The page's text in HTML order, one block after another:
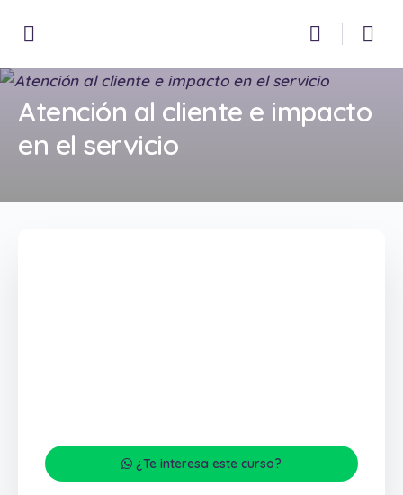
Atención al cliente e impacto
en el servicio
¿Te interesa este curso?